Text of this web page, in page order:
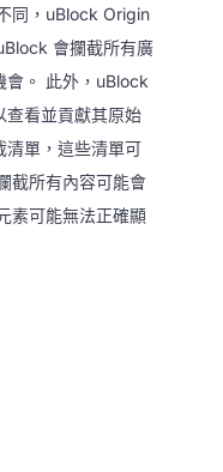
同，uBlock Origin
會攔截所有廣
會。 此外，uBlock
查看並貢獻其原始
清單，這些清單可
截所有內容可能會
素可能無法正確顯